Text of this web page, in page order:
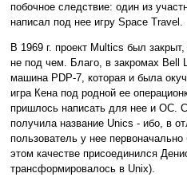
побочное следствие: один из
написал под нее игру Space Travel.
В 1969 г. проект Multics был
не под чем. Благо, в закромах Bell
машина PDP-7, которая и была
игра Кена под родной ее
пришлось написать для нее и ОС.
получила название Unics - ибо, в
пользователь у нее
этом качестве присоединился
трансформировалось в Unix).